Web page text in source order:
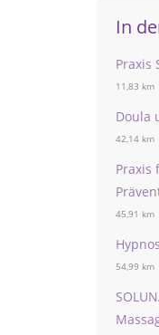
In
Praxis
11,83 km
Doula
42,14 km
Praxis
45,91 km
54,99 km